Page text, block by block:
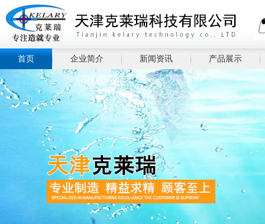
首页 企业简介 新闻资讯 产品展示